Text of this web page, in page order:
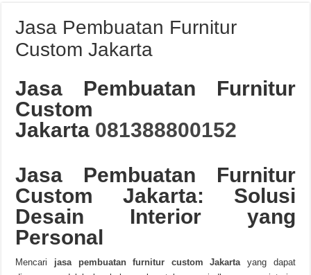
Jasa Pembuatan Furnitur
Custom Jakarta
Jasa Pembuatan Furnitur
Custom
Jakarta 081388800152
Jasa Pembuatan Furnitur
Custom Jakarta: Solusi
Desain Interior yang
Personal
Mencari jasa pembuatan furnitur custom Jakartayang dapat